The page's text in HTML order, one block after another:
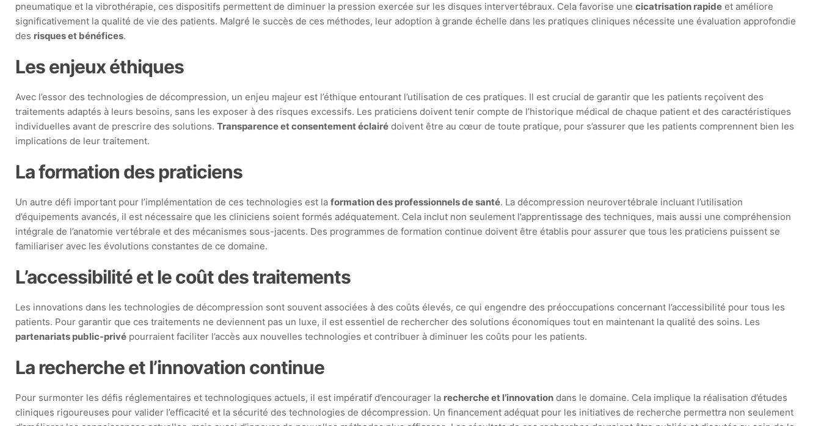
pneumatique et la vibrothérapie, ces dispositifs permettent de diminuer la pression exercée sur les disques intervertébraux. Cela favorise unecicatrisation rapide et améliore
significativement la qualité de vie des patients. Malgré le succès de ces méthodes, leur adoption à grande échelle dans les pratiques cliniques nécessite une évaluation approfondie
des risques et bénéfices.
Les enjeux éthiques
Avec l’essor des technologies de décompression, un enjeu majeur est l’éthique entourant l’utilisation de ces pratiques. Il est crucial de garantir que les patients reçoivent des
traitements adaptés à leurs besoins, sans les exposer à des risques excessifs. Les praticiens doivent tenir compte de l’historique médical de chaque patient et des caractéristiques
individuelles avant de prescrire des solutions.Transparence et consentement éclairé doivent être au cœur de toute pratique, pour s’assurer que les patients comprennent bien les
implications de leur traitement.
La formation des praticiens
Un autre défi important pour l’implémentation de ces technologies est laformation des professionnels de santé. La décompression neurovertébrale incluant l’utilisation
d’équipements avancés, il est nécessaire que les cliniciens soient formés adéquatement. Cela inclut non seulement l’apprentissage des techniques, mais aussi une compréhension
intégrale de l’anatomie vertébrale et des mécanismes sous-jacents. Des programmes de formation continue doivent être établis pour assurer que tous les praticiens puissent se
familiariser avec les évolutions constantes de ce domaine.
L’accessibilité et le coût des traitements
Les innovations dans les technologies de décompression sont souvent associées à des coûts élevés, ce qui engendre des préoccupations concernant l’accessibilité pour tous les
patients. Pour garantir que ces traitements ne deviennent pas un luxe, il est essentiel de rechercher des solutions économiques tout en maintenant la qualité des soins. Les
partenariats public-privé pourraient faciliter l’accès aux nouvelles technologies et contribuer à diminuer les coûts pour les patients.
La recherche et l’innovation continue
Pour surmonter les défis réglementaires et technologiques actuels, il est impératif d’encourager la recherche et l’innovation dans le domaine. Cela implique la réalisation d’études
cliniques rigoureuses pour valider l’efficacité et la sécurité des technologies de décompression. Un financement adéquat pour les initiatives de recherche permettra non seulement